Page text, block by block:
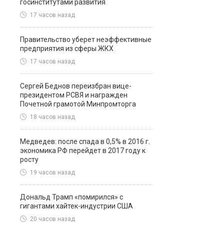
госинститутами развития
17 часов назад
Правительство уберет неэффективные
предприятия из сферы ЖКХ
17 часов назад
Сергей Беднов переизбран вице-
президентом РСВЯ и награжден
Почетной грамотой Минпромторга
18 часов назад
Медведев: после спада в 0,5% в 2016 г.
экономика РФ перейдет в 2017 году к
росту
19 часов назад
Дональд Трамп «помирился» с
гигантами хайтек-индустрии США
20 часов назад